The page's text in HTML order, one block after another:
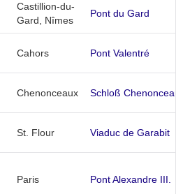
Castillion-du-
Gard, Nîmes
Pont du Gard
Cahors Pont Valentré
Chenonceaux Schloß
St. Flour Viaduc de Garabit
Paris Pont Alexandre III.